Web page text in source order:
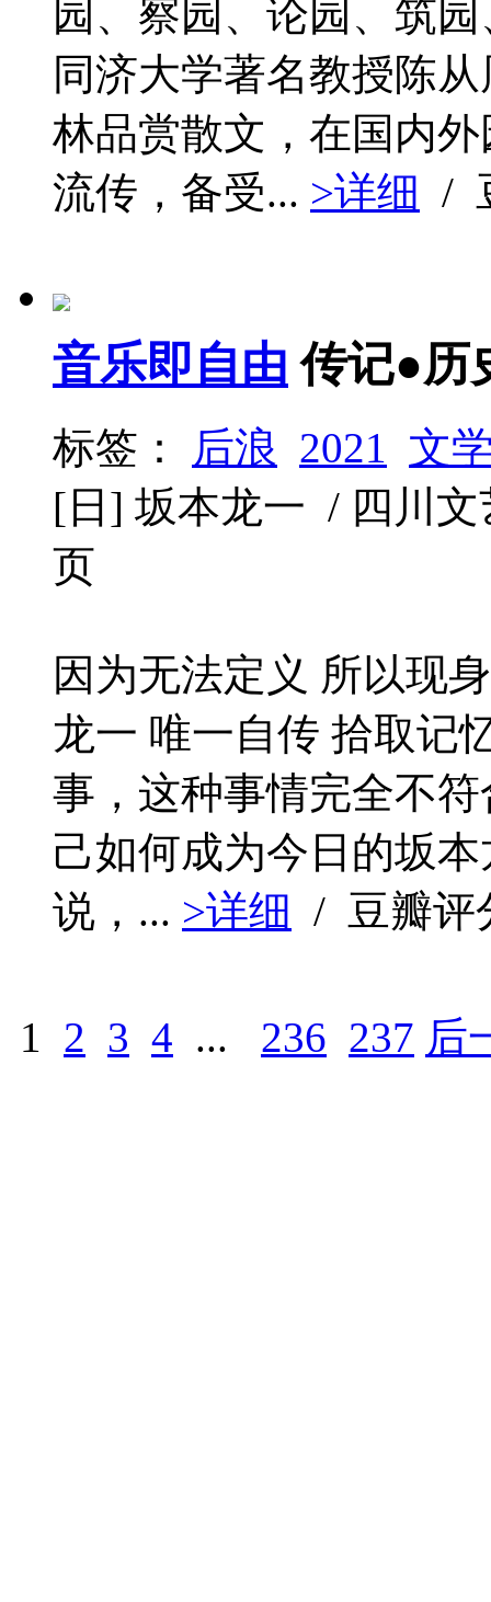
园、察园、论园、筑
同济大学著名教授陈
林品赏散文，在国内
流传，备受... >详细 /
音乐即自由 传记●历
标签： 后浪 2021
文
[日] 坂本龙一 / 四川
页
因为无法定义 所以现
龙一 唯一自传 拾取记
事，这种事情完全不
己如何成为今日的坂
说，... >详细 / 豆瓣
1 2 3 4 ... 236 237 后